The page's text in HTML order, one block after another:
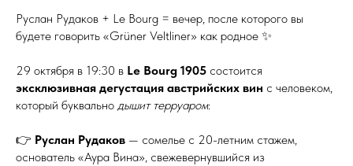
Руслан Рудаков + Le Bourg = вечер, после которого вы
будете говорить «Grüner Veltliner» как родное ✨
29 октября в 19:30 в Le Bourg 1905 состоится
эксклюзивная дегустация австрийских вин с человеком,
который буквально дышит терруаром:
👉 Руслан Рудаков — сомелье с 20-летним стажем,
основатель «Аура Вина», свежевернувшийся из